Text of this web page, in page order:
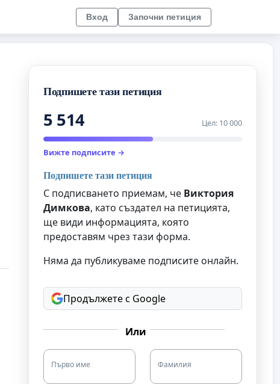
Вход Започни петиция
Подпишете тази петиция
5 514 Цел: 10 000
Вижте подписите →
Подпишете тази петиция
С подписването приемам, че Виктория
Димкова, като създател на петицията,
ще види информацията, която
предоставям чрез тази форма.
Няма да публикуваме подписите онлайн.
Продължете с Google
Или
Първо име Фамилия